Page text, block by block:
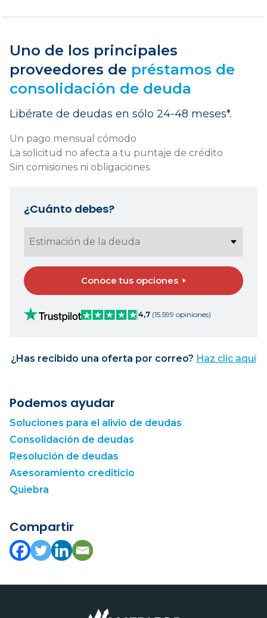
Uno de los principales
proveedores de préstamos de
consolidación de deuda
Libérate de deudas en sólo 24-48 meses*.
Un pago mensual cómodo
La solicitud no afecta a tu puntaje de crédito
Sin comisiones ni obligaciones
¿Cuánto debes?
Conoce tus opciones
4,7 (15.599 opiniones)
¿Has recibido una oferta por correo? Haz clic aquí
Podemos ayudar
Soluciones para el alivio de deudas
Consolidación de deudas
Resolución de deudas
Asesoramiento crediticio
Quiebra
Compartir